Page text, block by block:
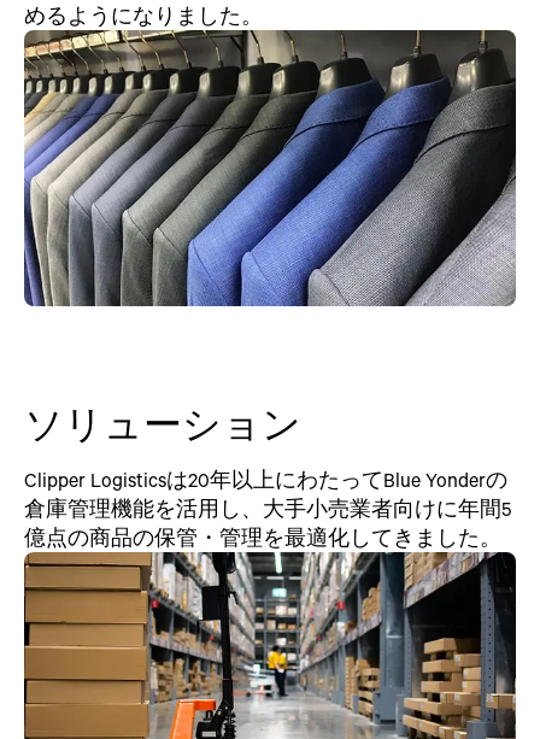
めるようになりました。
ソリューション
Clipper Logisticsは20年以上にわたってBlue Yonderの
倉庫管理機能を活用し、大手小売業者向けに年間5
億点の商品の保管・管理を最適化してきました。